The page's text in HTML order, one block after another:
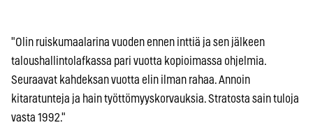
"Olin ruiskumaalarina vuoden ennen inttiä ja sen jälkeen
taloushallintolafkassa pari vuotta kopioimassa ohjelmia.
Seuraavat kahdeksan vuotta elin ilman rahaa. Annoin
kitaratunteja ja hain työttömyyskorvauksia. Stratosta sain tuloja
vasta 1992."